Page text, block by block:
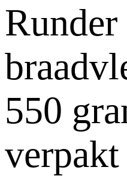
Runder
550
verpakt